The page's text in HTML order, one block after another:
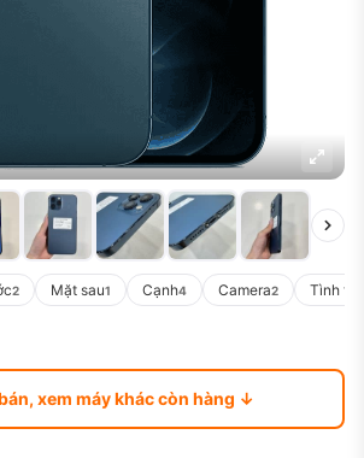
2 Mặt sau1 Cạnh4 Camera2 Tình
xem máy khác còn hàng ↓